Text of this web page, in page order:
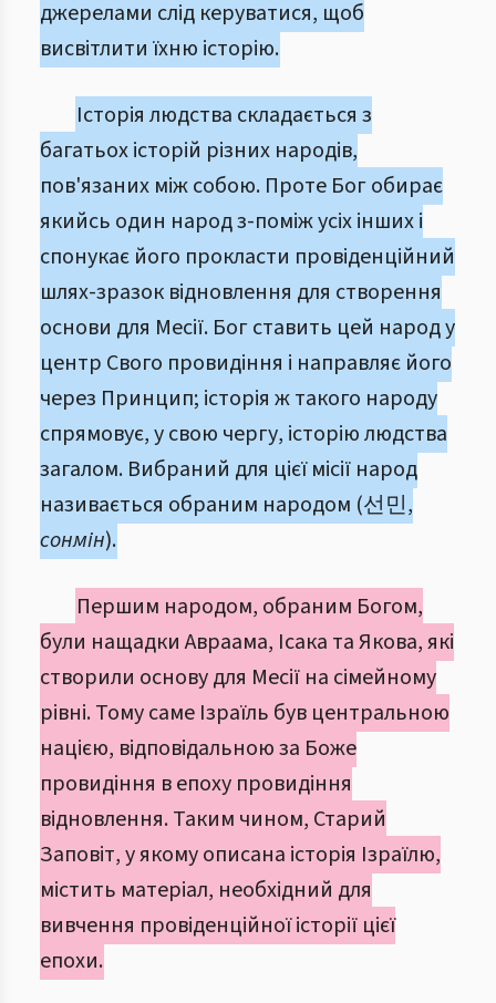
джерелами слід керуватися, щоб
висвітлити їхню історію.
Історія людства складається з
багатьох історій різних народів,
пов'язаних між собою. Проте Бог обирає
якийсь один народ з-поміж усіх інших і
спонукає його прокласти провіденційний
шлях-зразок відновлення для створення
основи для Месії. Бог ставить цей народ у
центр Свого провидіння і направляє його
через Принцип; історія ж такого народу
спрямовує, у свою чергу, історію людства
загалом. Вибраний для цієї місії народ
називається обраним народом (선민,
сонмін).
Першим народом, обраним Богом,
були нащадки Авраама, Ісака та Якова, які
створили основу для Месії на сімейному
рівні. Тому саме Ізраїль був центральною
нацією, відповідальною за Боже
провидіння в епоху провидіння
відновлення. Таким чином, Старий
Заповіт, у якому описана історія Ізраїлю,
містить матеріал, необхідний для
вивчення провіденційної історії цієї
епохи.